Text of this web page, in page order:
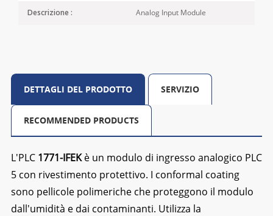
Descrizione : Analog Input Module
DETTAGLI DEL PRODOTTO SERVIZIO
RECOMMENDED PRODUCTS
L'PLC 1771-IFEKè un modulo di ingresso analogico PLC
5 con rivestimento protettivo. I conformal coating
sono pellicole polimeriche che proteggono il modulo
dall'umidità e dai contaminanti. Utilizza la